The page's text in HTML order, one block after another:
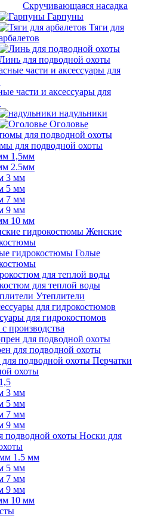
Скручивающаяся насадка
Гарпуны
Тяги для
для подводной охоты
части и аксессуары для
надульники
Оголовье
для подводной охоты
1,5мм
2.5мм
3 мм
5 мм
7 мм
9 мм
10 мм
Женские
Голые
для теплой воды
Утеплители
для гидрокостюмов
производства
для подводной охоты
Перчатки
охоты
1,5
3 мм
5 мм
7 мм
9 мм
Носки для
1.5 мм
5 мм
7 мм
9 мм
10 мм